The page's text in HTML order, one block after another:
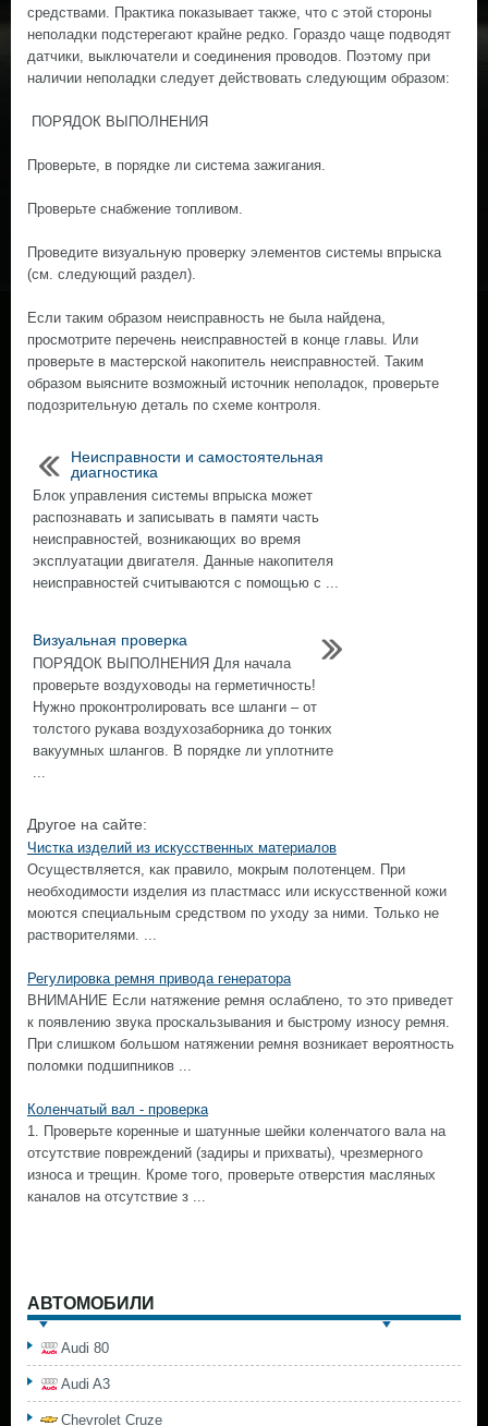
средствами. Практика показывает также, что с этой стороны
неполадки подстерегают крайне редко. Гораздо чаще подводят
датчики, выключатели и соединения проводов. Поэтому при
наличии неполадки следует действовать следующим образом:
ПОРЯДОК ВЫПОЛНЕНИЯ
Проверьте, в порядке ли система зажигания.
Проверьте снабжение топливом.
Проведите визуальную проверку элементов системы впрыска
(см. следующий раздел).
Если таким образом неисправность не была найдена,
просмотрите перечень неисправностей в конце главы. Или
проверьте в мастерской накопитель неисправностей. Таким
образом выясните возможный источник неполадок, проверьте
подозрительную деталь по схеме контроля.
Неисправности и самостоятельная
диагностика
Блок управления системы впрыска может
распознавать и записывать в памяти часть
неисправностей, возникающих во время
эксплуатации двигателя. Данные накопителя
неисправностей считываются с помощью с ...
Визуальная проверка
ПОРЯДОК ВЫПОЛНЕНИЯ Для начала
проверьте воздуховоды на герметичность!
Нужно проконтролировать все шланги – от
толстого рукава воздухозаборника до тонких
вакуумных шлангов. В порядке ли уплотните
...
Другое на сайте:
Чистка изделий из искусственных материалов
Осуществляется, как правило, мокрым полотенцем. При
необходимости изделия из пластмасс или искусственной кожи
моются специальным средством по уходу за ними. Только не
растворителями. ...
Регулировка ремня привода генератора
ВНИМАНИЕ Если натяжение ремня ослаблено, то это приведет
к появлению звука проскальзывания и быстрому износу ремня.
При слишком большом натяжении ремня возникает вероятность
поломки подшипников ...
Коленчатый вал - проверка
1. Проверьте коренные и шатунные шейки коленчатого вала на
отсутствие повреждений (задиры и прихваты), чрезмерного
износа и трещин. Кроме того, проверьте отверстия масляных
каналов на отсутствие з ...
АВТОМОБИЛИ
Audi 80
Audi A3
Chevrolet Cruze